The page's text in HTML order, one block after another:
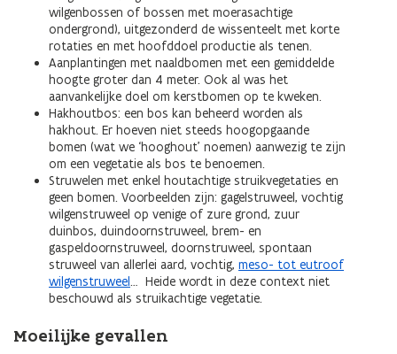
wilgenbossen of bossen met moerasachtige
ondergrond), uitgezonderd de wissenteelt met korte
rotaties en met hoofddoel productie als tenen.
Aanplantingen met naaldbomen met een gemiddelde
hoogte groter dan 4 meter. Ook al was het
aanvankelijke doel om kerstbomen op te kweken.
Hakhoutbos: een bos kan beheerd worden als
hakhout. Er hoeven niet steeds hoogopgaande
bomen (wat we ‘hooghout’ noemen) aanwezig te zijn
om een vegetatie als bos te benoemen.
Struwelen met enkel houtachtige struikvegetaties en
geen bomen. Voorbeelden zijn: gagelstruweel, vochtig
wilgenstruweel op venige of zure grond, zuur
duinbos, duindoornstruweel, brem- en
gaspeldoornstruweel, doornstruweel, spontaan
struweel van allerlei aard, vochtig, meso- tot eutroof
wilgenstruweel… Heide wordt in deze context niet
beschouwd als struikachtige vegetatie.
Moeilijke gevallen